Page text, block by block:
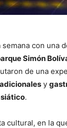
con una
Simón
de una
y
.
cultural, en la